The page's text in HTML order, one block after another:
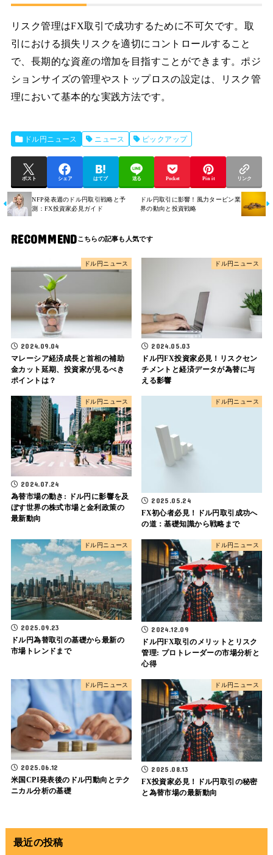
リスク管理はFX取引で成功するために不可欠です。取
引における損失リスクを適切にコントロールすること
で、長期的な資産の増加を目指すことができます。ポジ
ションサイズの管理やストップロスの設定は、リスク管
理において基本的な実践方法です。
ドル円ニュース ニュース ピックアップ
ポスト シェア はてブ 送る Pocket Pin it リンク
NFP発表週のドル円取引戦略と予
測：FX投資家必見ガイド
ドル円取引に影響！風力タービン業
界の動向と投資戦略
RECOMMEND
ドル円ニュース
2024.09.04
マレーシア経済成長と首相の補助
金カット延期、投資家が見るべき
ポイントは？
ドル円ニュース
2024.05.03
ドル円FX投資家必見！リスクセン
チメントと経済データが為替に与
える影響
ドル円ニュース
2024.07.24
為替市場の動き: ドル円に影響を及
ぼす世界の株式市場と金利政策の
最新動向
ドル円ニュース
2025.05.24
FX初心者必見！ドル円取引成功へ
の道：基礎知識から戦略まで
ドル円ニュース
2025.09.23
ドル円為替取引の基礎から最新の
市場トレンドまで
ドル円ニュース
2024.12.09
ドル円FX取引のメリットとリスク
管理: プロトレーダーの市場分析と
心得
ドル円ニュース
2025.06.12
米国CPI発表後のドル円動向とテク
ニカル分析の基礎
ドル円ニュース
2025.08.13
FX投資家必見！ドル円取引の秘密
と為替市場の最新動向
最近の投稿